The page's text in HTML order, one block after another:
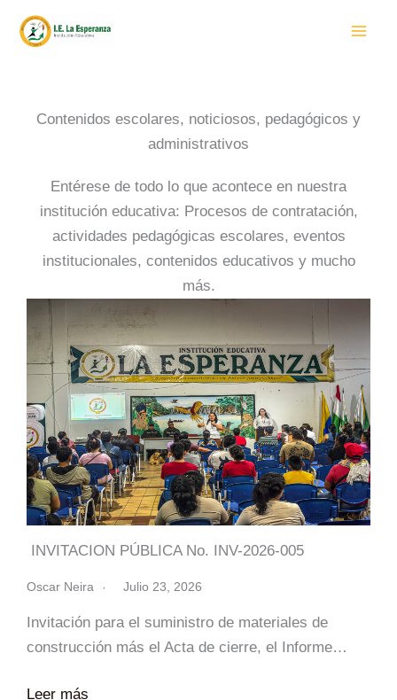
Contenidos escolares, noticiosos, pedagógicos y
administrativos
Entérese de todo lo que acontece en nuestra
institución educativa: Procesos de contratación,
actividades pedagógicas escolares, eventos
institucionales, contenidos educativos y mucho
más.
INVITACION PÚBLICA No. INV-2026-005
Oscar Neira Julio 23, 2026
Invitación para el suministro de materiales de
construcción más el Acta de cierre, el Informe…
Leer más